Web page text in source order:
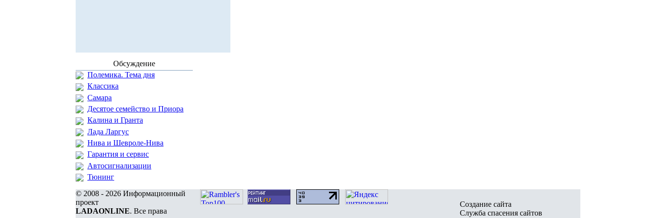
Обсуждение
Полемика. Тема дня
Классика
Самара
Десятое семейство и Приора
Калина и Гранта
Лада Ларгус
Нива и Шевроле-Нива
Гарантия и сервис
Автосигнализации
Тюнинг
© 2008 - 2026 Информационный
проект
LADAONLINE. Все права
Создание сайта
Служба спасения сайтов